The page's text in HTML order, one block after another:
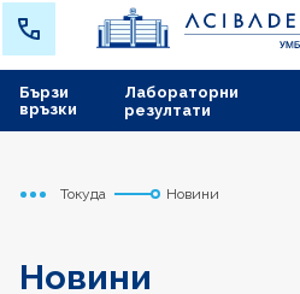
Лабораторни
резултати
Бързи
връзки
Начало
Токуда Новини
Новини